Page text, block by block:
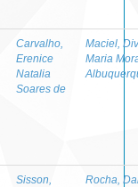
Carvalho,
Erenice
Natalia
Soares de
Maciel,
Maria
Sisson,
Rocha,